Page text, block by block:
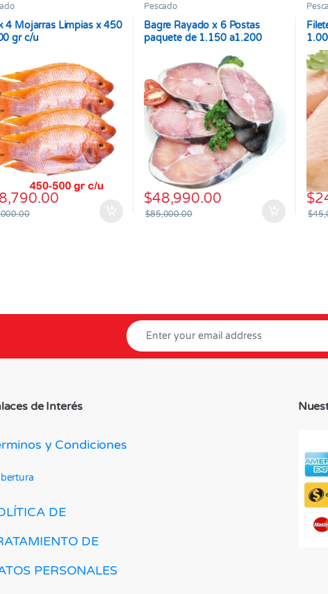
4 Mojarras Limpias x 450
gr c/u
Pescado
Bagre Rayado x 6 Postas
paquete de 1.150 a1.200
$48,990.00
$85,000.00
$
$
de Interés
y Condiciones
DE
DE
PERSONALES